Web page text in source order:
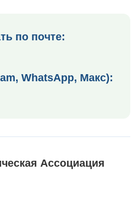
по почте:
WhatsApp, Макс):
Ассоциация